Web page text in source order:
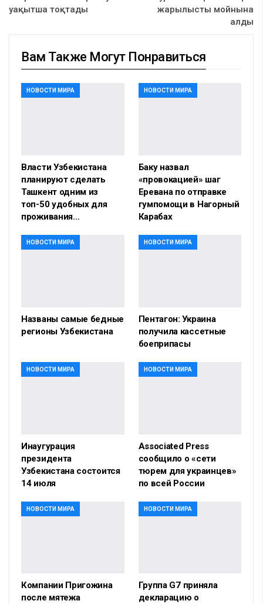
уақытша тоқтады
жарылысты мойнына
алды
Вам Также Могут Понравиться
НОВОСТИ МИРА
Власти Узбекистана
планируют сделать
Ташкент одним из
топ-50 удобных для
проживания…
НОВОСТИ МИРА
Баку назвал
«провокацией» шаг
Еревана по отправке
гумпомощи в Нагорный
Карабах
НОВОСТИ МИРА
Названы самые бедные
регионы Узбекистана
НОВОСТИ МИРА
Пентагон: Украина
получила кассетные
боеприпасы
НОВОСТИ МИРА
Инаугурация
президента
Узбекистана состоится
14 июля
НОВОСТИ МИРА
Associated Press
сообщило о «сети
тюрем для украинцев»
по всей России
НОВОСТИ МИРА
Компании Пригожина
после мятежа
НОВОСТИ МИРА
Группа G7 приняла
декларацию о